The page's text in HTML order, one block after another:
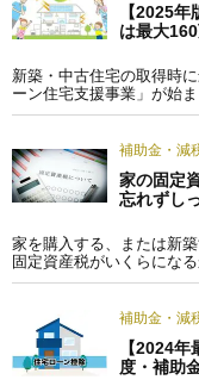
【2025
は最大
新築・中古住宅の取得時
ーン住宅支援事業」が始
補助金・減
家の固定
忘れずし
家を購入する、または新
固定資産税がいくらにな
補助金・減
【2024
度・補助